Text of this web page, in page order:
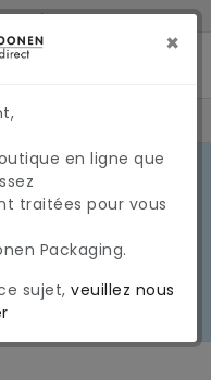
AVANT 17H
: 150 €
EN
SAVOIR
×
en ligne que
traitées pour vous
Packaging.
sujet, veuillez nous